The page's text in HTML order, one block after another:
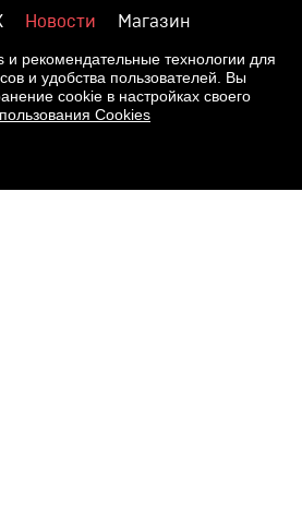
Новости
Магазин
Виртуальный музей
Контакты
Музея
рекомендательные технологии для
и удобства пользователей. Вы
cookie в настройках своего
Cookies